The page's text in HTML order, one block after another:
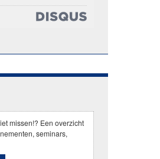
missen!? Een overzicht
seminars,